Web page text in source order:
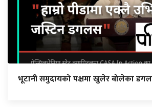
भूटानी समुदायको पक्षमा खुलेर बोलेका